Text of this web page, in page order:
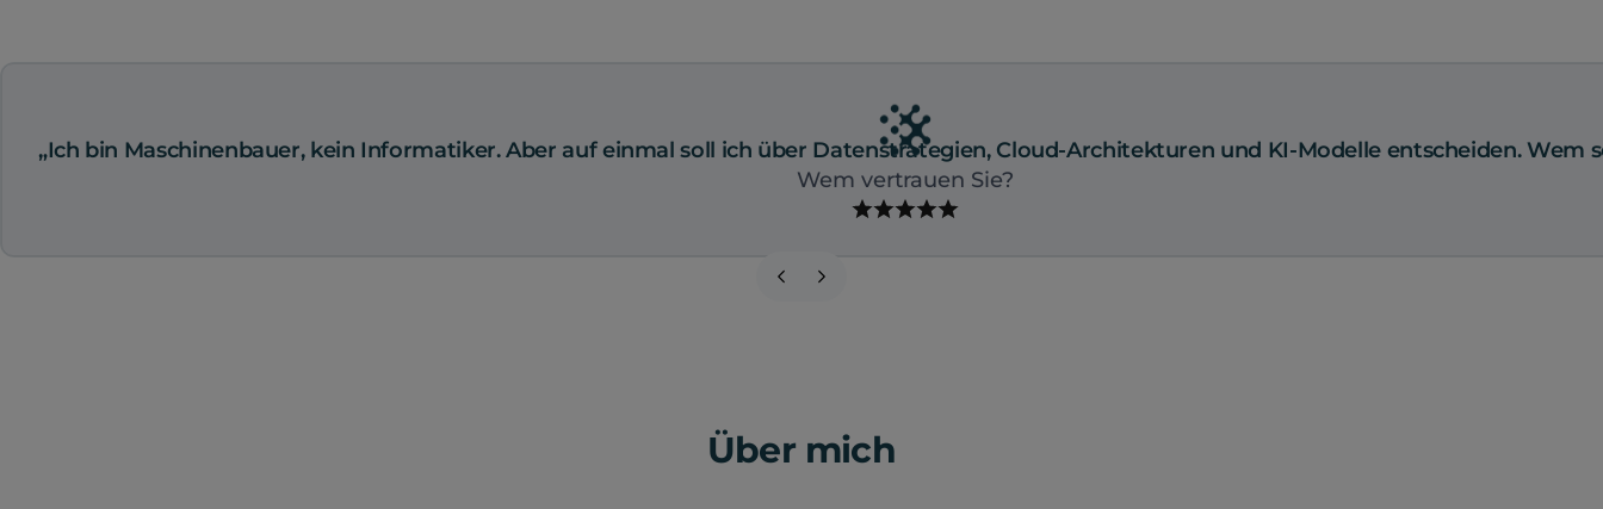
„Ich bin Maschinenbauer, kein Informatiker. Aber auf einmal soll ich über Datenstrategien, Cloud-Architekturen und KI-Modelle entscheiden. Wem
Wem vertrauen Sie?
Über mich